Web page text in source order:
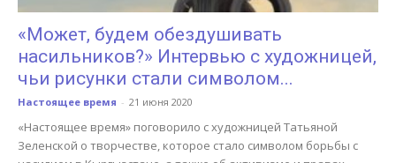
«Может, будем обездушивать
насильников?» Интервью с художницей,
чьи рисунки стали символом...
Настоящее время - 21 июня 2020
«Настоящее время» поговорило с художницей Татьяной
Зеленской о творчестве, которое стало символом борьбы с